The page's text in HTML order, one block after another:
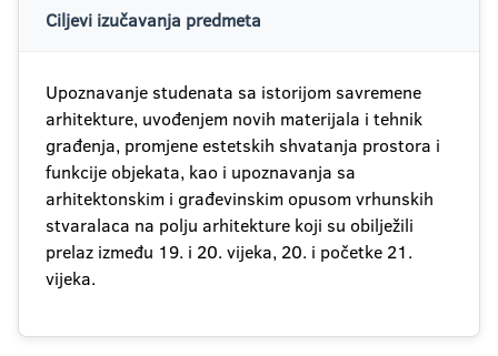
Ciljevi izučavanja predmeta
Upoznavanje studenata sa istorijom savremene
arhitekture, uvođenjem novih materijala i tehnik
građenja, promjene estetskih shvatanja prostora i
funkcije objekata, kao i upoznavanja sa
arhitektonskim i građevinskim opusom vrhunskih
stvaralaca na polju arhitekture koji su obilježili
prelaz između 19. i 20. vijeka, 20. i početke 21.
vijeka.